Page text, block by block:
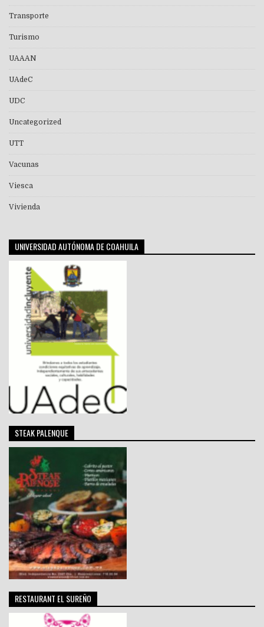
Transporte
Turismo
UAAAN
UAdeC
UDC
Uncategorized
UTT
Vacunas
Viesca
Vivienda
UNIVERSIDAD AUTÓNOMA DE COAHUILA
STEAK PALENQUE
RESTAURANT EL SUREÑO